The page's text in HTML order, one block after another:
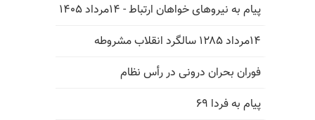
پیام به نیروهای خواهان ارتباط - ۱۴مرداد ۱۴۰۵
۱۴مرداد ۱۲۸۵ سالگرد انقلاب مشروطه
فوران بحران درونی در رأس نظام
پیام به فردا ۶۹